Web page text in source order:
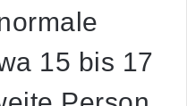
15 bis 17